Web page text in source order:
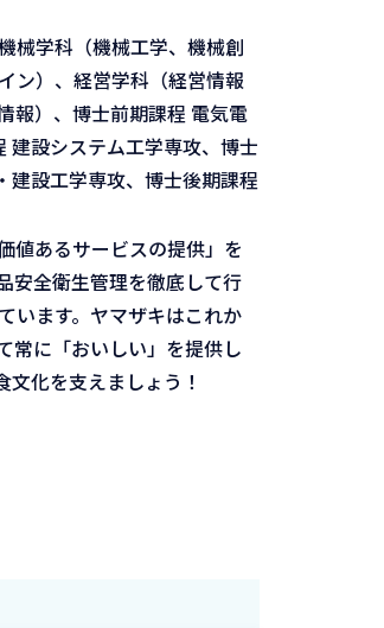
械学科（機械工学、機械創
ン）、経営学科（経営情報
報）、博士前期課程 電気電
建設システム工学専攻、博士
建設工学専攻、博士後期課程
値あるサービスの提供」を
安全衛生管理を徹底して行
います。ヤマザキはこれか
常に「おいしい」を提供し
化を支えましょう！